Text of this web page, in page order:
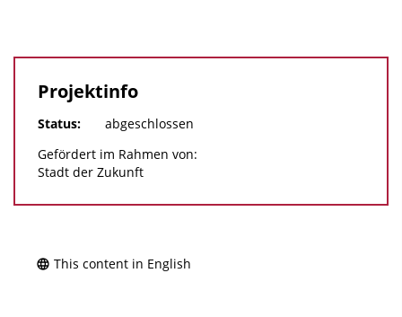
Projektinfo
Status:
abgeschlossen
Gefördert im Rahmen von:
Stadt der Zukunft
This content in English